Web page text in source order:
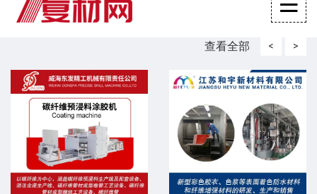
查看全部 < >